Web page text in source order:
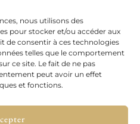
nous utilisons des
pour stocker et/ou accéder aux
de consentir à ces technologies
telles que le comportement
ce site. Le fait de ne pas
peut avoir un effet
et fonctions.